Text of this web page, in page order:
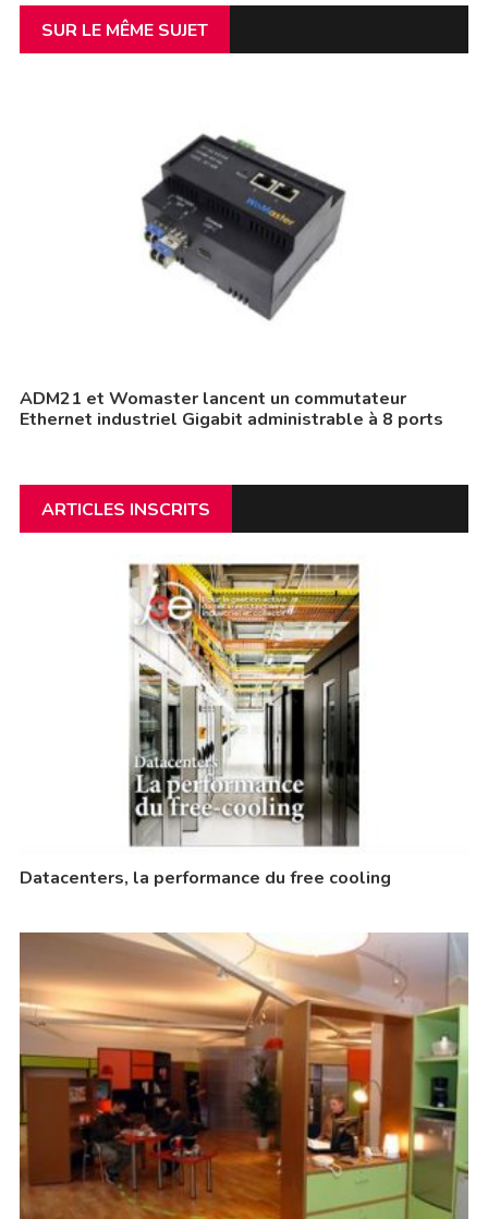
SUR LE MÊME SUJET
ADM21 et Womaster lancent un commutateur
Ethernet industriel Gigabit administrable à 8 ports
ARTICLES INSCRITS
Datacenters, la performance du free cooling